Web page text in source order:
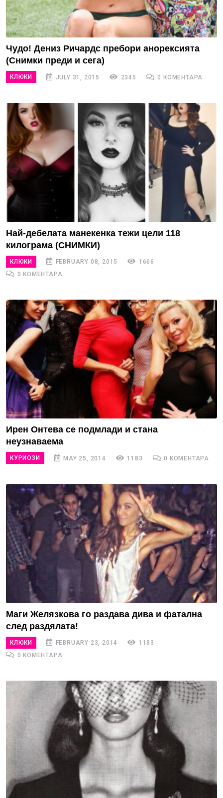
Чудо! Дениз Ричардс пребори анорексията
(Снимки преди и сега)
КЛЮКИ JULY 31, 2015 2345 0 КОМЕНТАРА
Най-дебелата манекенка тежи цели 118
килограма (СНИМКИ)
КЛЮКИ FEBRUARY 08, 2015
1666
0 КОМЕНТАРА
Ирен Онтева се подмлади и стана
неузнаваема
КУРИОЗИ MAY 25, 2014 1183 0 КОМЕНТАРА
Маги Желязкова го раздава дива и фатална
след раздялата!
КЛЮКИ FEBRUARY 23, 2014
1183
0 КОМЕНТАРА